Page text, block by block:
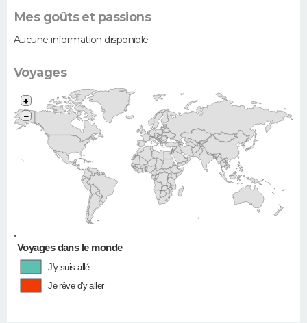
Mes goûts et passions
Aucune information disponible
Voyages
•
+
−
Voyages dans le monde
J'y suis allé
Je rêve d'y aller